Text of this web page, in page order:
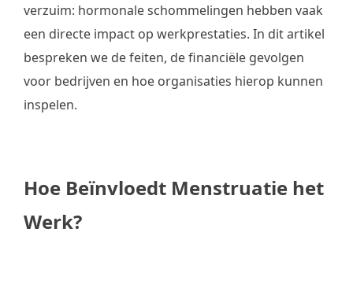
verzuim: hormonale schommelingen hebben vaak
een directe impact op werkprestaties. In dit artikel
bespreken we de feiten, de financiële gevolgen
voor bedrijven en hoe organisaties hierop kunnen
inspelen.
Hoe Beïnvloedt Menstruatie het
Werk?